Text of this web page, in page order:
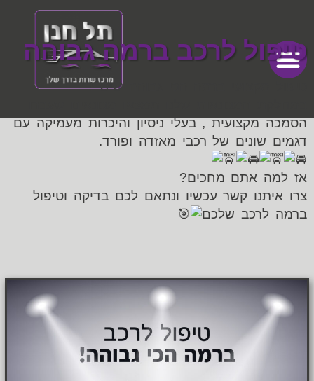
טיפול לרכב ברמה גבוהה
טיפול מקצועי ברמה הכי גבוהה שיש !
הסמכה מקצועית , בעלי ניסיון והיכרות מעמיקה עם
דגמים שונים של רכבי מאזדה ופורד.
אז למה אתם מחכים?
צרו איתנו קשר עכשיו ונתאם לכם בדיקה וטיפול
ברמה לרכב שלכם